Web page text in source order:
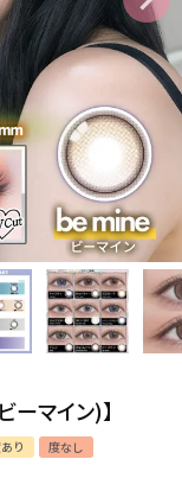
マイン)】
り
度なし